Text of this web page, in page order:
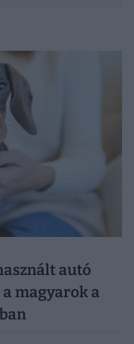
autó
magyarok a